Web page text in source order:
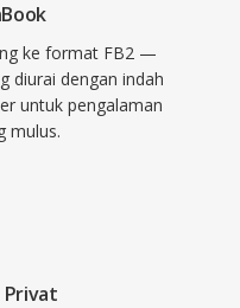
ke format FB2 —
diurai dengan indah
untuk pengalaman
mulus.
Privat